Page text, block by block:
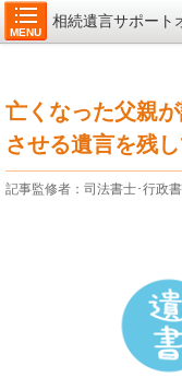
MENU
相続遺言サポート
亡くなった父親
させる遺言を残
記事監修者：司法書士･行政